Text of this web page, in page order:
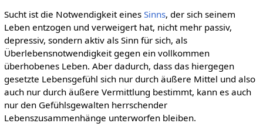
Sucht ist die Notwendigkeit eines Sinns, der sich seinem
Leben entzogen und verweigert hat, nicht mehr passiv,
depressiv, sondern aktiv als Sinn für sich, als
Überlebensnotwendigkeit gegen ein vollkommen
überhobenes Leben. Aber dadurch, dass das hiergegen
gesetzte Lebensgefühl sich nur durch äußere Mittel und also
auch nur durch äußere Vermittlung bestimmt, kann es auch
nur den Gefühlsgewalten herrschender
Lebenszusammenhänge unterworfen bleiben.